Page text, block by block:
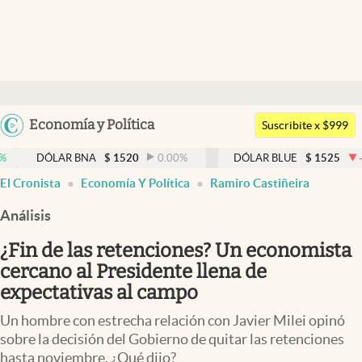
Argentina
Uruguay
Economía y Política
Members
Economía y Política
Finanzas y Mercados
Mercados Online
Negocios
Columnistas
Apertura
Suscribite x $999
BNA $ 1520 0.00% DÓLAR BLUE $ 1525 -0.33%
El Cronista Economía Y Política Ramiro Castiñeira
Análisis
¿Fin de las retenciones? Un economista
cercano al Presidente llena de
expectativas al campo
Un hombre con estrecha relación con Javier Milei opinó
sobre la decisión del Gobierno de quitar las retenciones
hasta noviembre. ¿Qué dijo?